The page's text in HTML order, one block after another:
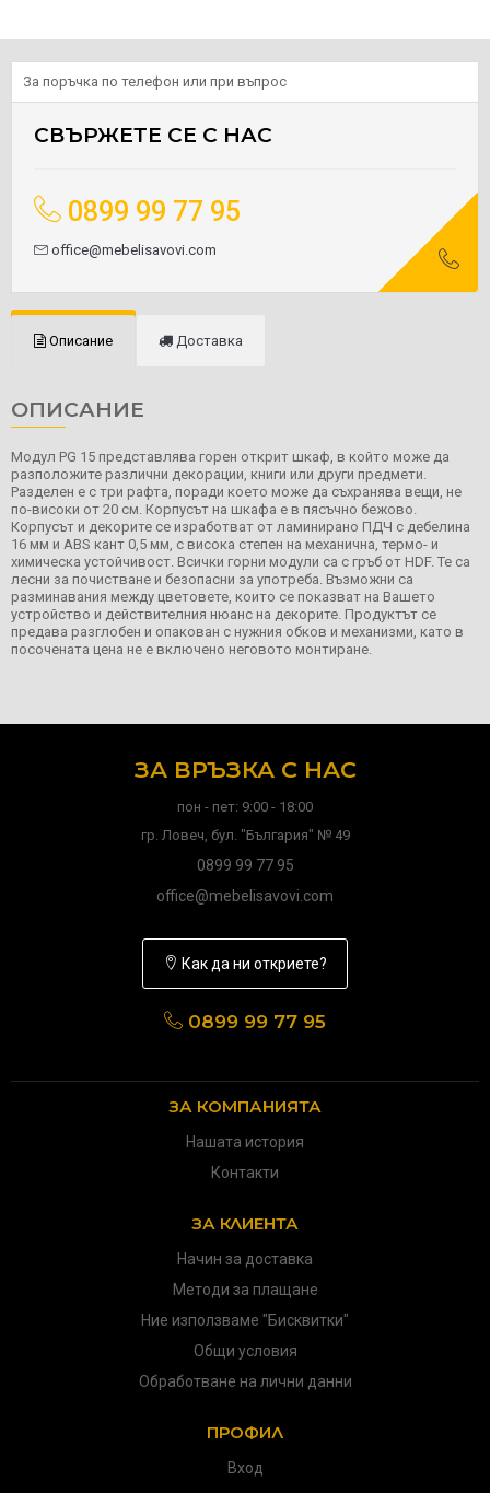
За поръчка по телефон или при въпрос
СВЪРЖЕТЕ СЕ С НАС
0899 99 77 95
office@mebelisavovi.com
Описание Доставка
ОПИСАНИЕ
Модул PG 15 представлява горен открит шкаф, в който може да
разположите различни декорации, книги или други предмети.
Разделен е с три рафта, поради което може да съхранява вещи, не
по-високи от 20 см. Корпусът на шкафа е в пясъчно бежово.
Корпусът и декорите се изработват от ламинирано ПДЧ с дебелина
16 мм и ABS кант 0,5 мм, с висока степен на механична, термо- и
химическа устойчивост. Всички горни модули са с гръб от HDF. Те са
лесни за почистване и безопасни за употреба. Възможни са
разминавания между цветовете, които се показват на Вашето
устройство и действителния нюанс на декорите. Продуктът се
предава разглобен и опакован с нужния обков и механизми, като в
посочената цена не е включено неговото монтиране.
ЗА ВРЪЗКА С НАС
пон - пет: 9:00 - 18:00
гр. Ловеч, бул. "България" № 49
0899 99 77 95
office@mebelisavovi.com
Как да ни откриете?
0899 99 77 95
ЗА КОМПАНИЯТА
Нашата история
Контакти
ЗА КЛИЕНТА
Начин за доставка
Методи за плащане
Ние използваме "Бисквитки"
Общи условия
Обработване на лични данни
ПРОФИЛ
Вход